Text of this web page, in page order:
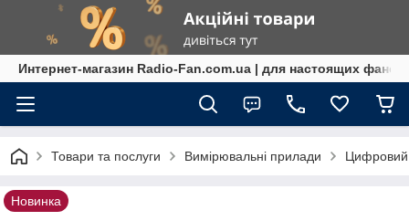
Интернет-магазин Radio-Fan.com.ua | для настоящих фанов!
Товари та послуги Вимірювальні прилади Цифровий
Новинка